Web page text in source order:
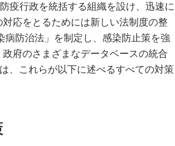
疫行政を統括する組織を設け、迅速に
応をとるためには新しい法制度の整
防治法」を制定し、感染防止策を強
府のさまざまなデータベースの統合
、これらが以下に述べるすべての対策